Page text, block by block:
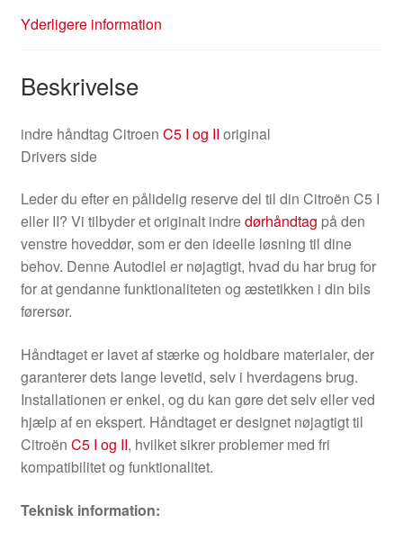
Yderligere information
Beskrivelse
indre håndtag Citroen C5 I og II original
Drivers side
Leder du efter en pålidelig reserve del til din Citroën C5 I
eller II? Vi tilbyder et originalt indredørhåndtag på den
venstre hoveddør, som er den ideelle løsning til dine
behov. Denne Autodiel er nøjagtigt, hvad du har brug for
for at gendanne funktionaliteten og æstetikken i din bils
førersør.
Håndtaget er lavet af stærke og holdbare materialer, der
garanterer dets lange levetid, selv i hverdagens brug.
Installationen er enkel, og du kan gøre det selv eller ved
hjælp af en ekspert. Håndtaget er designet nøjagtigt til
Citroën C5 I og II, hvilket sikrer problemer med fri
kompatibilitet og funktionalitet.
Teknisk information: